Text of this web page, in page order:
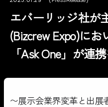
エバーリッジ社が
(Bizcrew Expo)に
「Ask One」が連
〜展示会業界変革と出展